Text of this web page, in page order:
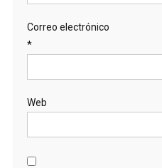
Correo electrónico
*
Web